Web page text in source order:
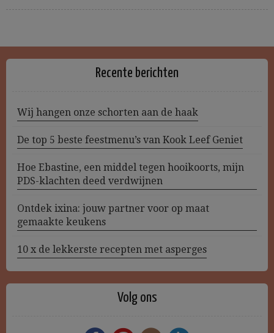
Recente berichten
Wij hangen onze schorten aan de haak
De top 5 beste feestmenu’s van Kook Leef Geniet
Hoe Ebastine, een middel tegen hooikoorts, mijn
PDS-klachten deed verdwijnen
Ontdek ixina: jouw partner voor op maat
gemaakte keukens
10 x de lekkerste recepten met asperges
Volg ons